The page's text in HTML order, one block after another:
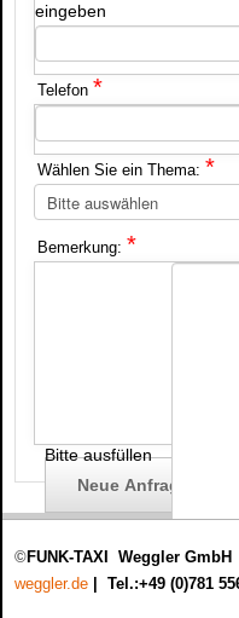
eingeben
Telefon *
Wählen Sie ein Thema: *
Bemerkung: *
Bitte ausfüllen
©FUNK-TAXI Weggler
weggler.de
| Tel.:+49 (0)781